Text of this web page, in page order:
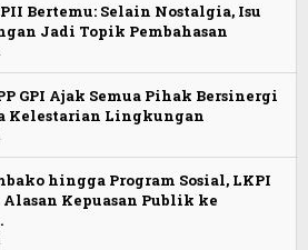
PII Bertemu: Selain Nostalgia, Isu
Jadi Topik Pembahasan
GPI Ajak Semua Pihak Bersinergi
Kelestarian Lingkungan
hingga Program Sosial, LKPI
Kepuasan Publik ke